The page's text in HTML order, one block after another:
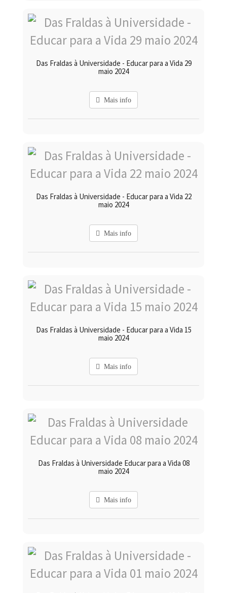
Das Fraldas à Universidade - Educar para a Vida 29
maio 2024
Mais info
Das Fraldas à Universidade - Educar para a Vida 22
maio 2024
Mais info
Das Fraldas à Universidade - Educar para a Vida 15
maio 2024
Mais info
Das Fraldas à Universidade Educar para a Vida 08
maio 2024
Mais info